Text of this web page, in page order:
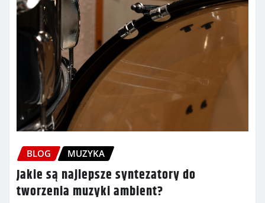
BLOG MUZYKA
Jakie są najlepsze syntezatory do
tworzenia muzyki ambient?